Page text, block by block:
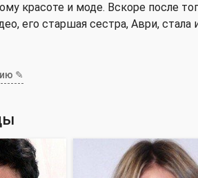
красоте и моде. Вскоре после
его старшая сестра, Аври, стала
✎